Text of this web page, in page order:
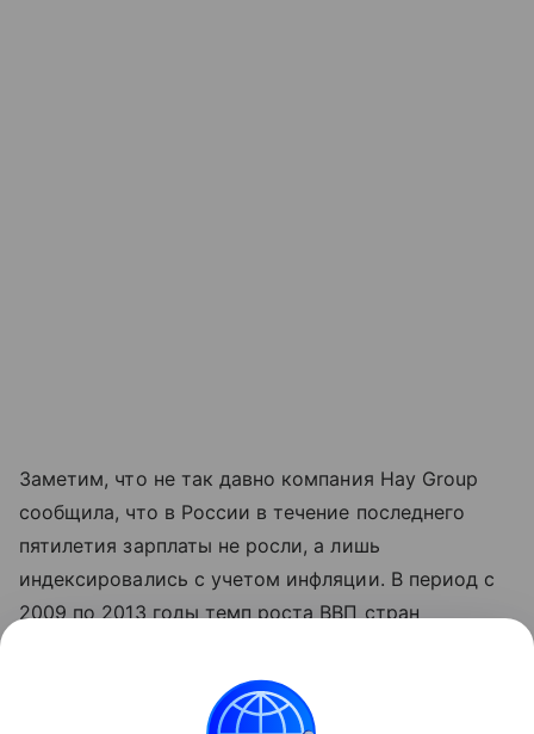
Заметим, что не так давно компания Hay Group
сообщила, что в России в течение последнего
пятилетия зарплаты не росли, а лишь
индексировались с учетом инфляции. В период с
2009 по 2013 годы темп роста ВВП стран
росла медленно и у компании просто не хватало
ресурсов, чтобы увеличивать расходы на